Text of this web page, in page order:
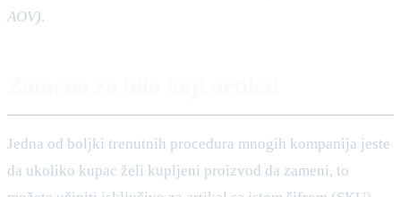
AOV).
Jedna od boljki trenutnih procedura mnogih kompanija jeste
da ukoliko kupac želi kupljeni proizvod da zameni, to